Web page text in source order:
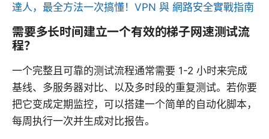
達人，最全方法一次搞懂！VPN 與 網路安全實戰指南
需要多长时间建立一个有效的梯子网速测试流
程？
一个完整且可靠的测试流程通常需要 1-2 小时来完成
基线、多服务器对比、以及多时段的重复测试。若你要
把它变成定期监控，可以搭建一个简单的自动化脚本，
每周执行一次并生成对比报告。